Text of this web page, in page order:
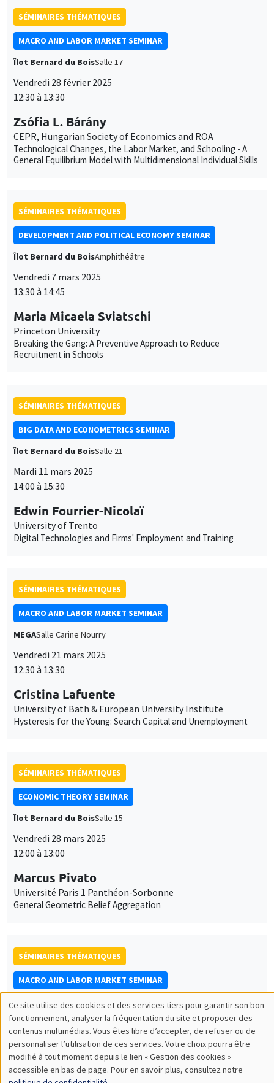
SÉMINAIRES THÉMATIQUES
MACRO AND LABOR MARKET SEMINAR
Îlot Bernard du BoisSalle 17
Vendredi 28 février 2025
12:30 à 13:30
Zsófia L. Bárány
CEPR, Hungarian Society of Economics and ROA
Technological Changes, the Labor Market, and Schooling - A
General Equilibrium Model with Multidimensional Individual Skills
SÉMINAIRES THÉMATIQUES
DEVELOPMENT AND POLITICAL ECONOMY SEMINAR
Îlot Bernard du BoisAmphithéâtre
Vendredi 7 mars 2025
13:30 à 14:45
Maria Micaela Sviatschi
Princeton University
Breaking the Gang: A Preventive Approach to Reduce
Recruitment in Schools
SÉMINAIRES THÉMATIQUES
BIG DATA AND ECONOMETRICS SEMINAR
Îlot Bernard du BoisSalle 21
Mardi 11 mars 2025
14:00 à 15:30
Edwin Fourrier-Nicolaï
University of Trento
Digital Technologies and Firms' Employment and Training
SÉMINAIRES THÉMATIQUES
MACRO AND LABOR MARKET SEMINAR
MEGASalle Carine Nourry
Vendredi 21 mars 2025
12:30 à 13:30
Cristina Lafuente
University of Bath & European University Institute
Hysteresis for the Young: Search Capital and Unemployment
SÉMINAIRES THÉMATIQUES
ECONOMIC THEORY SEMINAR
Îlot Bernard du BoisSalle 15
Vendredi 28 mars 2025
12:00 à 13:00
Marcus Pivato
Université Paris 1 Panthéon-Sorbonne
General Geometric Belief Aggregation
SÉMINAIRES THÉMATIQUES
MACRO AND LABOR MARKET SEMINAR
Îlot Bernard du BoisSalle 16
Vendredi 4 avril 2025
12:30 à 13:30
Wilhelm Kohler
University of Tübingen
Utilisation
des
données
Ce site utilise des cookies et des services tiers pour garantir son bon
fonctionnement, analyser la fréquentation du site et proposer des
contenus multimédias. Vous êtes libre d’accepter, de refuser ou de
personnaliser l’utilisation de ces services. Votre choix pourra être
modifié à tout moment depuis le lien « Gestion des cookies »
accessible en bas de page. Pour en savoir plus, consultez notre